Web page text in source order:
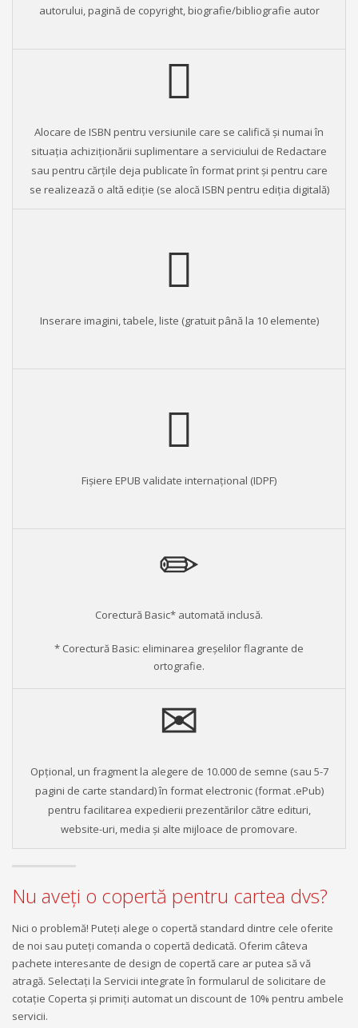
autorului, pagină de copyright, biografie/bibliografie autor
Alocare de ISBN pentru versiunile care se califică și numai în
situația achiziționării suplimentare a serviciului de Redactare
sau pentru cărțile deja publicate în format print și pentru care
se realizează o altă ediție (se alocă ISBN pentru ediția digitală)
Inserare imagini, tabele, liste (gratuit până la 10 elemente)
Fişiere EPUB validate internaţional (IDPF)
Corectură Basic* automată inclusă.
* Corectură Basic: eliminarea greșelilor flagrante de
ortografie.
Opțional, un fragment la alegere de 10.000 de semne (sau 5-7
pagini de carte standard) în format electronic (format .ePub)
pentru facilitarea expedierii prezentărilor către edituri,
website-uri, media și alte mijloace de promovare.
Nu aveţi o copertă pentru cartea dvs?
Nici o problemă! Puteţi alege o copertă standard dintre cele oferite
de noi sau puteţi comanda o copertă dedicată. Oferim câteva
pachete interesante de design de copertă care ar putea să vă
atragă. Selectaţi la Servicii integrate în formularul de solicitare de
cotaţie Coperta şi primiţi automat un discount de 10% pentru ambele
servicii.